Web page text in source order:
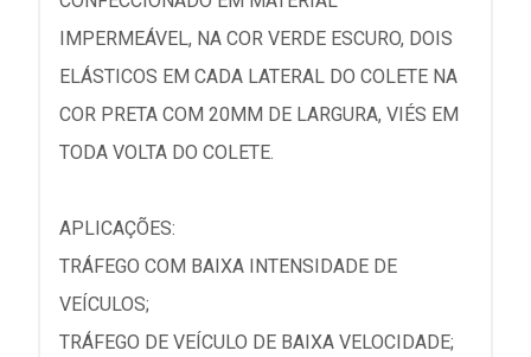
IMPERMEÁVEL, NA COR VERDE ESCURO, DOIS
ELÁSTICOS EM CADA LATERAL DO COLETE NA
COR PRETA COM 20MM DE LARGURA, VIÉS EM
TODA VOLTA DO COLETE.
APLICAÇÕES:
TRÁFEGO COM BAIXA INTENSIDADE DE
VEÍCULOS;
TRÁFEGO DE VEÍCULO DE BAIXA VELOCIDADE;